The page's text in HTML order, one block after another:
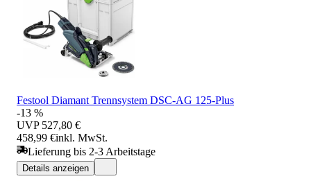
Festool Diamant Trennsystem DSC-AG 125-Plus
-13 %
UVP 527,80 €
458,99 €inkl. MwSt.
Lieferung bis 2-3 Arbeitstage
Details anzeigen